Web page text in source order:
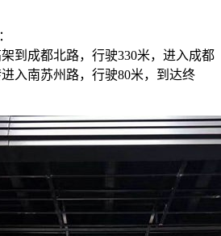
架到成都北路，行驶330米，进入成都
入南苏州路，行驶80米，到达终